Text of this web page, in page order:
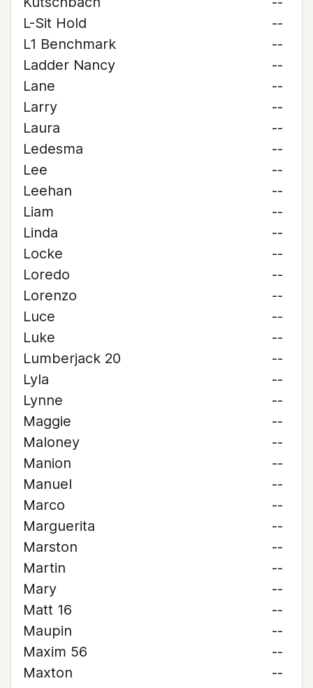
L-Sit Hold
--
L1 Benchmark
--
Ladder Nancy
--
Lane
--
Larry
--
Laura
--
Ledesma
--
Lee
--
Leehan
--
Liam
--
Linda
--
Locke
--
Loredo
--
Lorenzo
--
Luce
--
Luke
--
Lumberjack 20
--
Lyla
--
Lynne
--
Maggie
--
Maloney
--
Manion
--
Manuel
--
Marco
--
Marguerita
--
Marston
--
Martin
--
Mary
--
Matt 16
--
Maupin
--
Maxim 56
--
Maxton
--